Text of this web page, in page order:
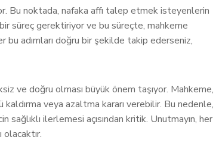
Bu noktada, nafaka affı talep etmek isteyenlerin
süreç gerektiriyor ve bu süreçte, mahkeme
adımları doğru bir şekilde takip ederseniz,
ve doğru olması büyük önem taşıyor. Mahkeme,
veya azaltma kararı verebilir. Bu nedenle,
sağlıklı ilerlemesi açısından kritik. Unutmayın, her